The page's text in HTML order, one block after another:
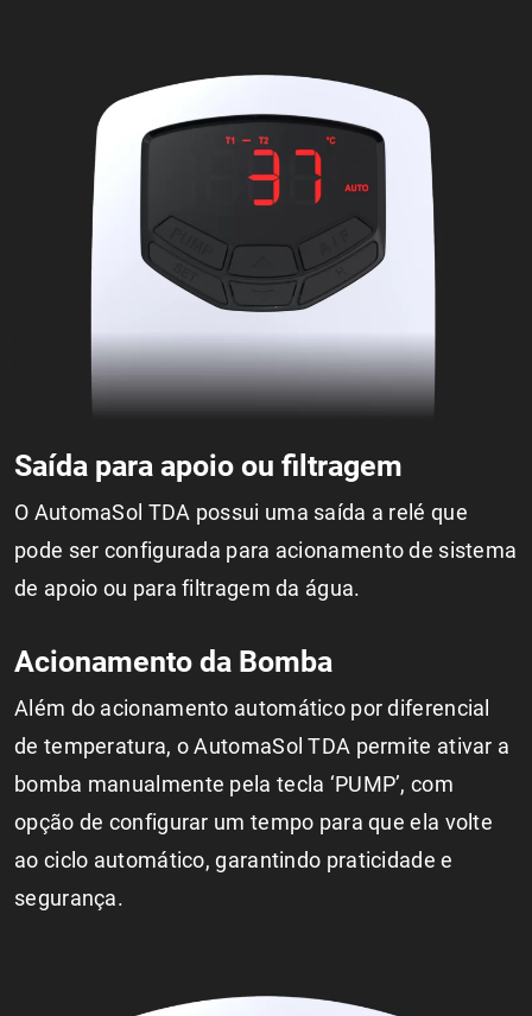
Saída para apoio ou filtragem
O AutomaSol TDA possui uma saída a relé que
pode ser configurada para acionamento de sistema
de apoio ou para filtragem da água.
Acionamento da Bomba
Além do acionamento automático por diferencial
de temperatura, o AutomaSol TDA permite ativar a
bomba manualmente pela tecla ‘PUMP’, com
opção de configurar um tempo para que ela volte
ao ciclo automático, garantindo praticidade e
segurança.